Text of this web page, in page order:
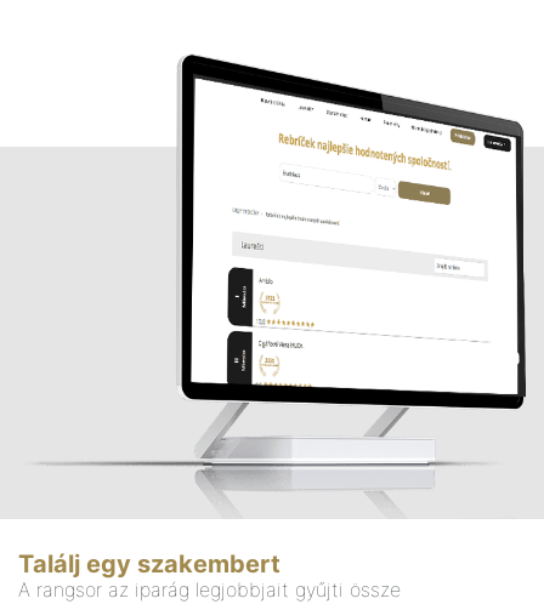
Találj egy szakembert
A rangsor az iparág legjobbjait gyűjti össze